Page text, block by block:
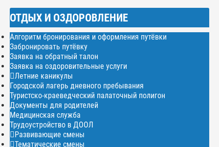
ОТДЫХ И ОЗДОРОВЛЕНИЕ
Алгоритм бронирования и оформления путёвки
Забронировать путёвку
Заявка на обратный талон
Заявка на оздоровительные услуги
Летние каникулы
Городской лагерь дневного пребывания
Туристско-краеведческий палаточный полигон
Документы для родителей
Медицинская служба
Трудоустройство в ДООЛ
Развивающие смены
Тематические смены